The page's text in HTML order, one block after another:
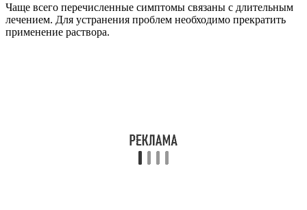
Следует исключить применение раствора в комбинации с
сульфаниламидными составами из-за ослабления
антибактериальных свойств последних.
медицинским показаниям и в косметологии только
взрослым пациентам.